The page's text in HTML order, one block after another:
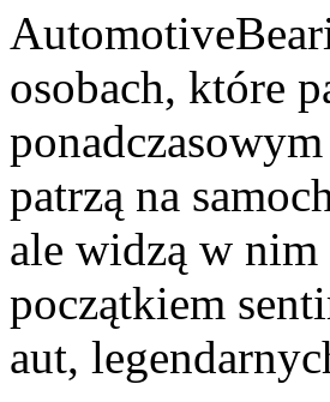
osobach, które
patrzą na
ale widzą w nim
początkiem
aut,